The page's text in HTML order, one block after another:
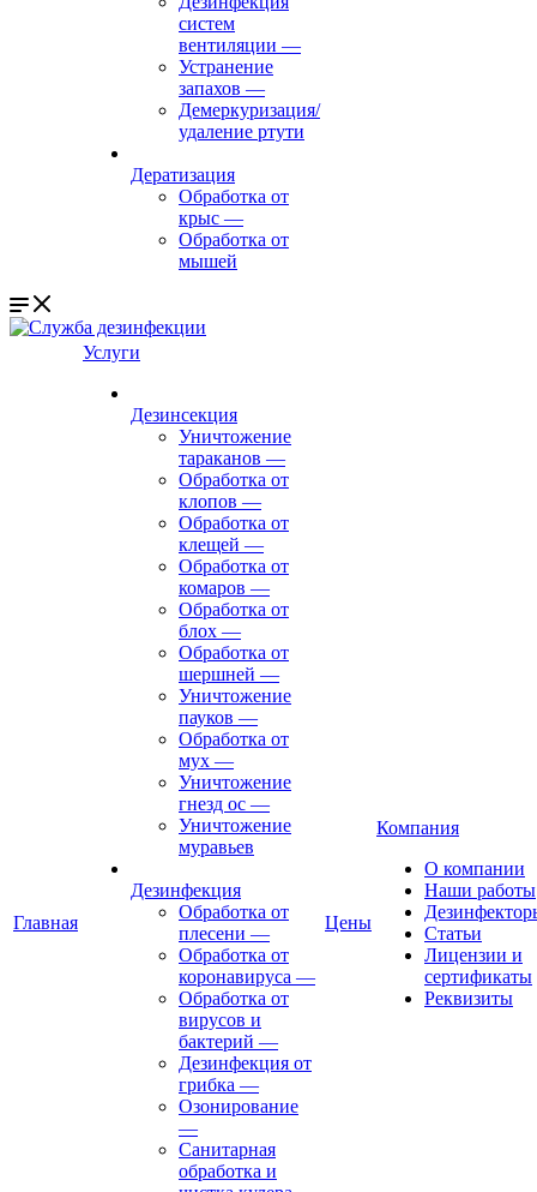
систем
вентиляции —
Устранение
запахов —
Демеркуризация/
удаление ртути
Дератизация
Обработка от
крыс —
Обработка от
мышей
Главная
Услуги
Дезинсекция
Уничтожение
тараканов —
Обработка от
клопов —
Обработка от
клещей —
Обработка от
комаров —
Обработка от
блох —
Обработка от
шершней —
Уничтожение
пауков —
Обработка от
мух —
Уничтожение
гнезд ос —
Уничтожение
муравьев
Дезинфекция
Обработка от
плесени —
Обработка от
коронавируса —
Обработка от
вирусов и
бактерий —
Дезинфекция от
грибка —
Озонирование
—
Санитарная
обработка и
Цены
Компания
О компании
Наши работы
Статьи
Лицензии и
сертификаты
Реквизиты